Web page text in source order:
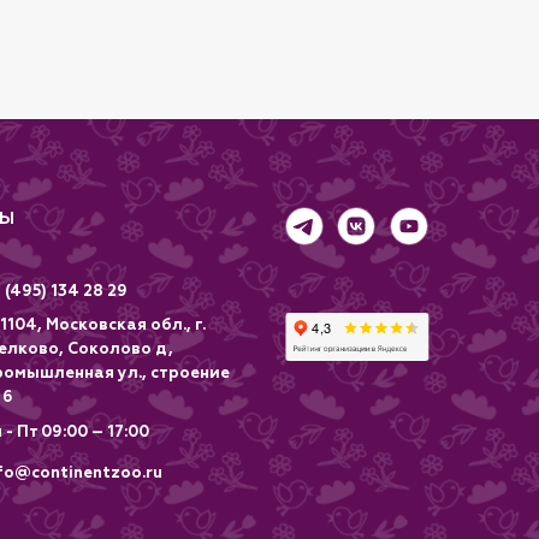
(495) 134 28 29
Московская обл., г.
Соколово д,
ул., строение
- Пт 09:00 – 17:00